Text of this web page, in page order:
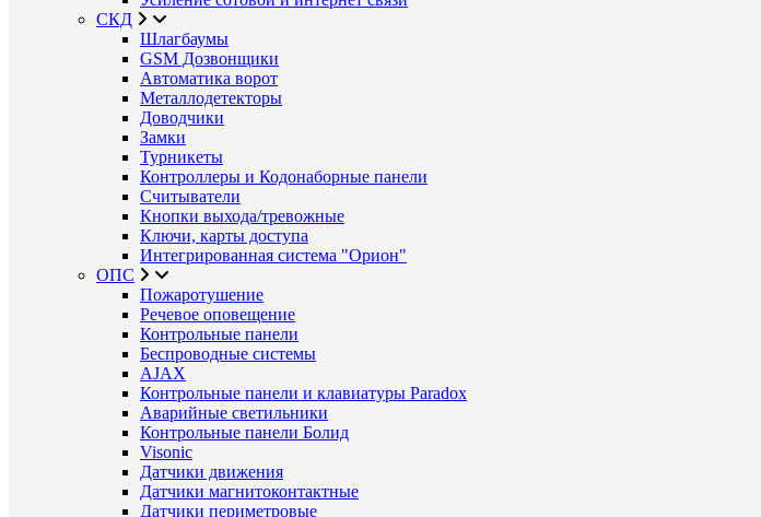
СКД
Шлагбаумы
GSM Дозвонщики
Автоматика ворот
Металлодетекторы
Доводчики
Замки
Турникеты
Контроллеры и Кодонаборные панели
Считыватели
Кнопки выхода/тревожные
Ключи, карты доступа
Интегрированная система "Орион"
ОПС
Пожаротушение
Речевое оповещение
Контрольные панели
Беспроводные системы
AJAX
Контрольные панели и клавиатуры Paradox
Аварийные светильники
Контрольные панели Болид
Visonic
Датчики движения
Датчики магнитоконтактные
Датчики периметровые